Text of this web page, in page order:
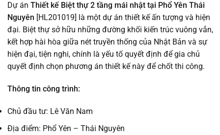
Dự án Thiết kế Biệt thự 2 tầng mái nhật tại Phổ Yên Thái
Nguyên [HL201019] là một dự án thiết kế ấn tượng và hiện
đại. Biệt thự sở hữu những đường khối kiến trúc vuông vắn,
kết hợp hài hòa giữa nét truyền thống của Nhật Bản và sự
hiện đại, tiện nghi, chính là yếu tố quyết định để gia chủ
quyết định chọn phương án thiết kế này để chốt thi công.
Thông tin công trình:
Chủ đầu tư: Lê Văn Nam
Địa điểm: Phổ Yên – Thái Nguyên